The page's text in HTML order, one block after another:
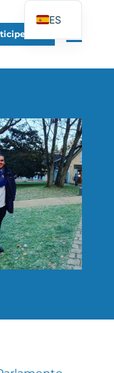
en
ES
FR
EN
PT
PL
UK